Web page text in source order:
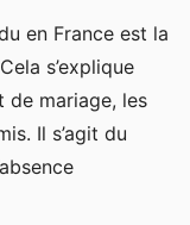
en France est la
s’explique
de mariage, les
Il s’agit du